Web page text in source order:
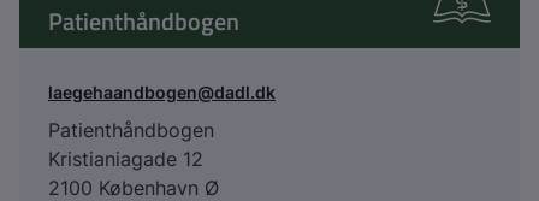
Patienthåndbogen
laegehaandbogen@dadl.dk
Patienthåndbogen
Kristianiagade 12
2100 København Ø